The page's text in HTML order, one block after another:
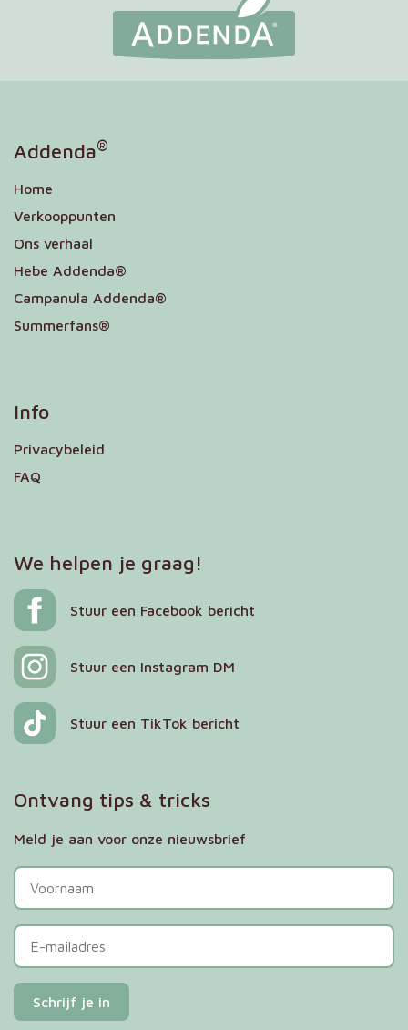
Addenda®
Home
Verkooppunten
Ons verhaal
Hebe Addenda®
Campanula Addenda®
Summerfans®
Info
Privacybeleid
FAQ
We helpen je graag!
Stuur een Facebook bericht
Stuur een Instagram DM
Stuur een TikTok bericht
Ontvang tips & tricks
Meld je aan voor onze nieuwsbrief